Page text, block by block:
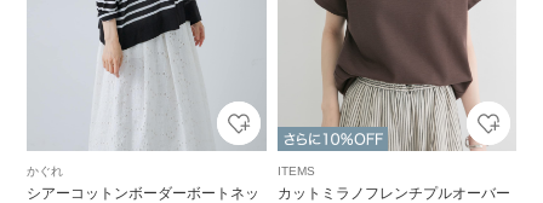
かぐれ
シアーコットンボーダーボートネッ
ITEMS
カットミラノフレンチプルオーバー